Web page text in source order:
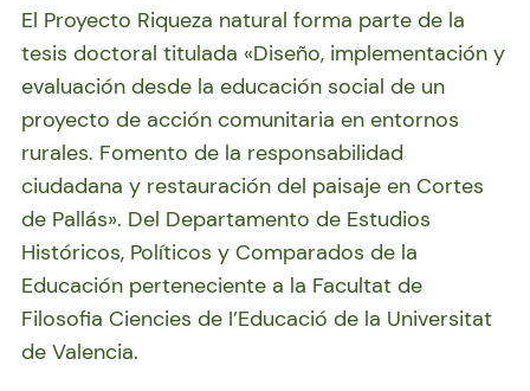
El Proyecto Riqueza natural forma parte de la
tesis doctoral titulada «Diseño, implementación y
evaluación desde la educación social de un
proyecto de acción comunitaria en entornos
rurales. Fomento de la responsabilidad
ciudadana y restauración del paisaje en Cortes
de Pallás». Del Departamento de Estudios
Históricos, Políticos y Comparados de la
Educación perteneciente a la Facultat de
Filosofia Ciencies de I’Educació de la Universitat
de Valencia.